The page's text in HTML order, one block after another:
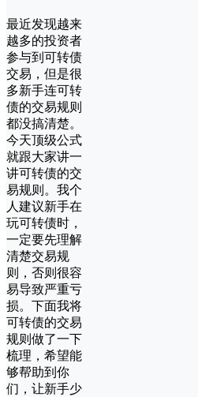
最近发现越来
越多的投资者
参与到可转债
交易，但是很
多新手连可转
债的交易规则
都没搞清楚。
今天顶级公式
就跟大家讲一
讲可转债的交
易规则。我个
人建议新手在
玩可转债时，
一定要先理解
清楚交易规
则，否则很容
易导致严重亏
损。下面我将
可转债的交易
规则做了一下
梳理，希望能
够帮助到你
们，让新手少